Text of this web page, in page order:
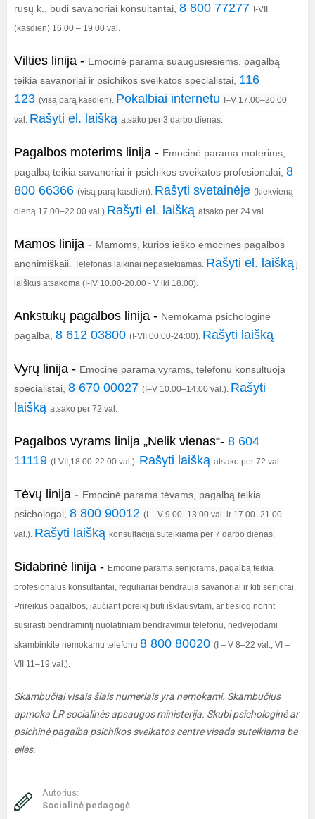
rusų k., budi savanoriai konsultantai, 8 800 77277 I-VII
(kasdien) 16.00 – 19.00 val.
Vilties linija - Emocinė parama suaugusiesiems, pagalbą
teikia savanoriai ir psichikos sveikatos specialistai, 116
123 (visą parą kasdien). Pokalbiai internetu
I–V 17.00–20.00
val. Rašyti el. laišką atsako per 3 darbo dienas.
Pagalbos moterims linija - Emocinė parama moterims,
pagalbą teikia savanoriai ir psichikos sveikatos profesionalai, 8
800 66366 (visą parą kasdien). Rašyti svetainėje (kiekvieną
dieną 17.00–22.00 val.).Rašyti el. laišką atsako per 24 val.
Mamos linija - Mamoms, kurios ieško emocinės pagalbos
anonimiškaii. Telefonas laikinai nepasiekiamas. Rašyti el. laišką į
laiškus atsakoma (I-IV 10.00-20.00 - V iki 18.00).
Ankstukų pagalbos linija - Nemokama psichologinė
pagalba, 8 612 03800 (I-VII 00:00-24:00). Rašyti laišką
Vyrų linija - Emocinė parama vyrams, telefonu konsultuoja
specialistai, 8 670 00027 (I–V 10.00–14.00 val.). Rašyti
laišką atsako per 72 val.
Pagalbos vyrams linija „Nelik vienas“- 8 604
11119 (I-VII,18.00-22.00 val.). Rašyti laišką atsako per 72 val.
Tėvų linija - Emocinė parama tėvams, pagalbą teikia
psichologai, 8 800 90012 (I – V 9.00–13.00 val. ir 17.00–21.00
val.). Rašyti laišką konsultacija suteikiama per 7 darbo dienas.
Sidabrinė linija - Emocinė parama senjorams, pagalbą teikia
profesionalūs konsultantai, reguliariai bendrauja savanoriai ir kiti senjorai.
Prireikus pagalbos, jaučiant poreikį būti išklausytam, ar tiesiog norint
susirasti bendramintį nuolatiniam bendravimui telefonu, nedvejodami
skambinkite nemokamu telefonu 8 800 80020 (I – V 8–22 val., VI –
VII 11–19 val.).
Skambučiai visais šiais numeriais yra nemokami. Skambučius
apmoka LR socialinės apsaugos ministerija. Skubi psichologinė ar
psichinė pagalba psichikos sveikatos centre visada suteikiama be
eilės.
Autorius:
Socialinė pedagogė